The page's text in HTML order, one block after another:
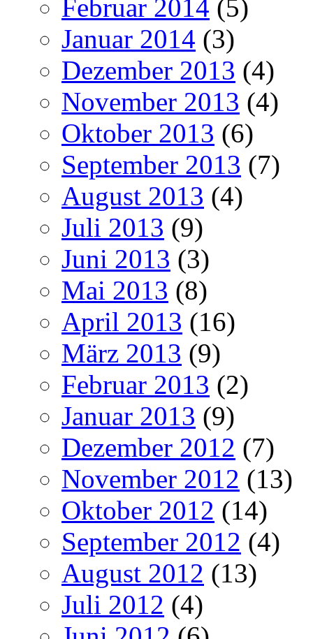
Februar 2014 (5)
Januar 2014 (3)
Dezember 2013 (4)
November 2013 (4)
Oktober 2013 (6)
September 2013 (7)
August 2013 (4)
Juli 2013 (9)
Juni 2013 (3)
Mai 2013 (8)
April 2013 (16)
März 2013 (9)
Februar 2013 (2)
Januar 2013 (9)
Dezember 2012 (7)
November 2012 (13)
Oktober 2012 (14)
September 2012 (4)
August 2012 (13)
Juli 2012 (4)